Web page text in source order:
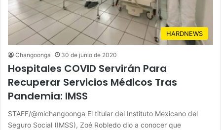
HARDNEWS
Changoonga 30 de junio de 2020
Hospitales COVID Servirán Para
Recuperar Servicios Médicos Tras
Pandemia: IMSS
STAFF/@michangoonga El titular del Instituto Mexicano del
Seguro Social (IMSS), Zoé Robledo dio a conocer que